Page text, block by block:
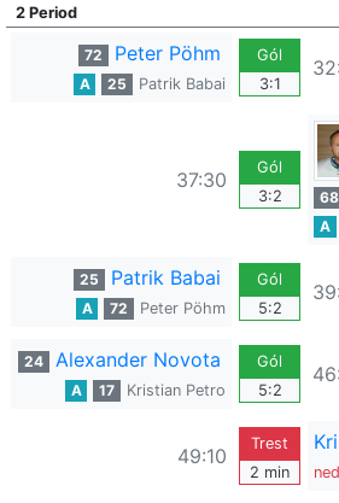
2 Period
72 Peter Pöhm
A 25 Patrik Babai
Gól
3:1
37:30
Gól
3:2
68
A
25 Patrik Babai
A 72 Peter Pöhm
Gól
5:2
24 Alexander Novota
A 17 Kristian Petro
Gól
5:2
49:10
Trest
2 min